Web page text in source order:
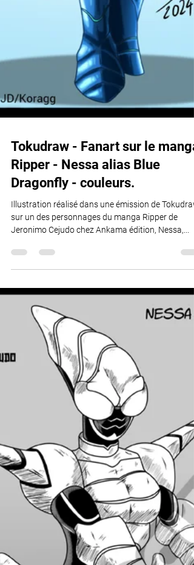
Tokudraw - Fanart sur le manga
Ripper - Nessa alias Blue
Dragonfly - couleurs.
Illustration réalisé dans une émission de Tokudraw
Jeronimo Cejudo chez Ankama édition, Nessa,...